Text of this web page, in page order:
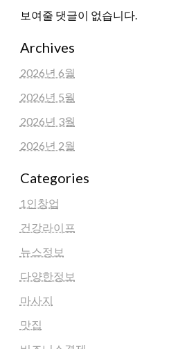
보여줄 댓글이 없습니다.
Archives
2026년 6월
2026년 5월
2026년 3월
2026년 2월
Categories
1인창업
건강라이프
뉴스정보
다양한정보
마사지
맛집